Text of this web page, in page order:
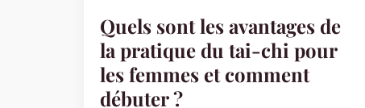
Quels sont les avantages de
la pratique du tai-chi pour
les femmes et comment
débuter ?